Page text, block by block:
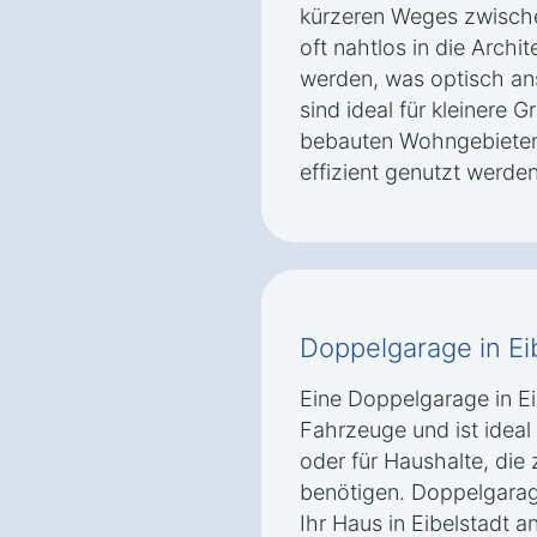
kürzeren Weges
oft nahtlos in die
werden, was optisch
sind ideal für kleinere
bebauten
effizient genutzt
Doppelgarage in
Eine Doppelgarage in
Fahrzeuge und ist
oder für Haushalte, die
benötigen.
Ihr Haus in Eibelstadt